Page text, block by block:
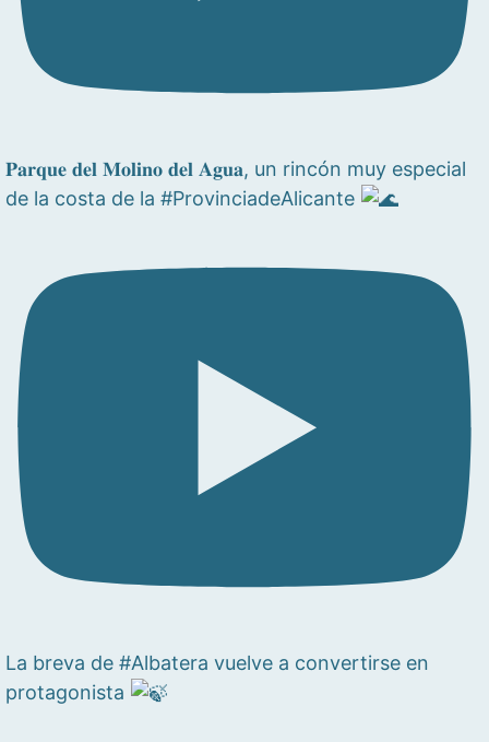
𝐏𝐚𝐫𝐪𝐮𝐞 𝐝𝐞𝐥 𝐌𝐨𝐥𝐢𝐧𝐨 𝐝𝐞𝐥 𝐀𝐠𝐮𝐚, un rincón muy especial
de la costa de la #ProvinciadeAlicante
La breva de #Albatera vuelve a convertirse en
protagonista